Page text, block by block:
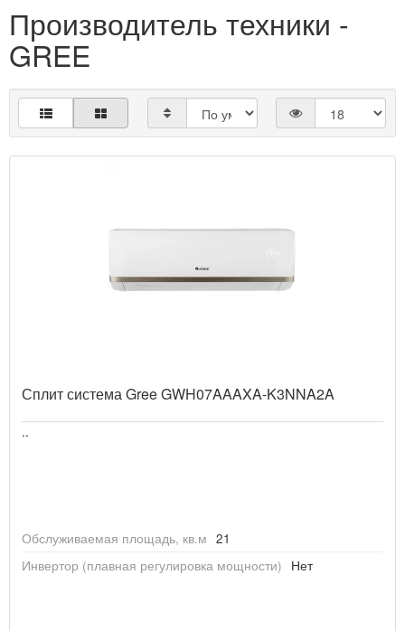
Производитель техники -
GREE
Сплит система Gree GWH07AAAXA-K3NNA2A
..
Обслуживаемая площадь, кв.м 21
Инвертор (плавная регулировка мощности)
Нет